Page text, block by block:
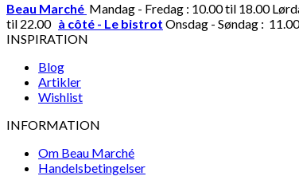
Beau Marché Mandag - Fredag : 10.00 til 18.00
til 22.00 à côté - Le bistrot Onsdag - Søndag :
INSPIRATION
Blog
Artikler
Wishlist
INFORMATION
Om Beau Marché
Handelsbetingelser